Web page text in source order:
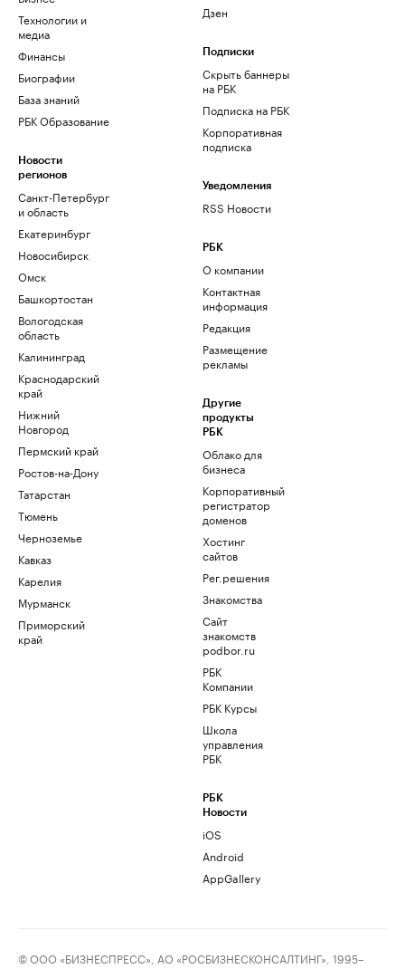
Технологии и
медиа
Финансы
Биографии
База знаний
РБК Образование
Новости
регионов
Санкт-Петербург
и область
Екатеринбург
Новосибирск
Омск
Башкортостан
Вологодская
область
Калининград
Краснодарский
край
Нижний
Новгород
Пермский край
Ростов-на-Дону
Татарстан
Тюмень
Черноземье
Кавказ
Карелия
Мурманск
Приморский
край
Дзен
Подписки
Скрыть баннеры
на РБК
Подписка на РБК
Корпоративная
подписка
Уведомления
RSS Новости
РБК
О компании
Контактная
информация
Редакция
Размещение
рекламы
Другие
продукты
РБК
Облако для
бизнеса
Корпоративный
регистратор
доменов
Хостинг
сайтов
Рег.решения
Знакомства
Сайт
знакомств
podbor.ru
РБК
Компании
РБК Курсы
Школа
управления
РБК
РБК
Новости
iOS
Android
AppGallery
© ООО «БИЗНЕСПРЕСС», АО «РОСБИЗНЕСКОНСАЛТИНГ», 1995–